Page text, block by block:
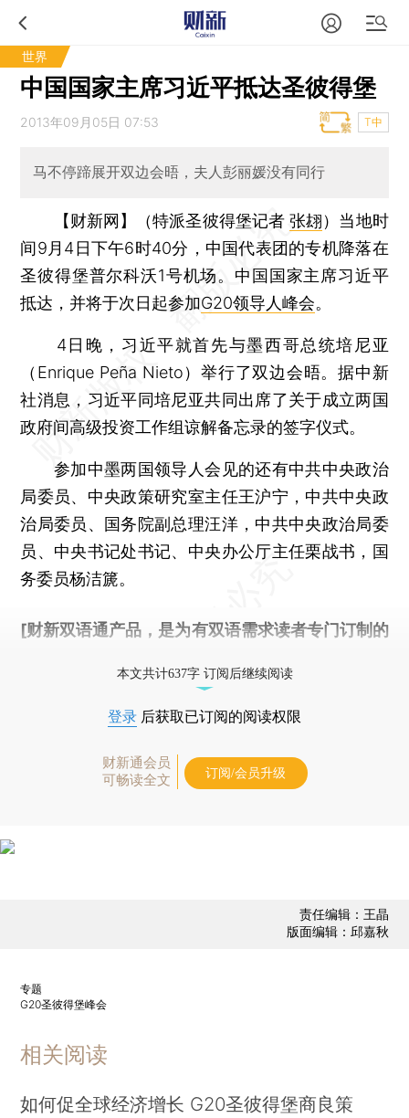
世界
中国国家主席习近平抵达圣彼得堡
2013年09月05日 07:53 T中
马不停蹄展开双边会晤，夫人彭丽媛没有同行
【财新网】（特派圣彼得堡记者张翃） 当地时
间9月4日下午6时40分，中国代表团的专机降落在
圣彼得堡普尔科沃1号机场。中国国家主席习近平
抵达，并将于次日起参加G20领导人峰会。
4日晚，习近平就首先与墨西哥总统培尼亚
（Enrique Peña Nieto）举行了双边会晤。据中新
社消息，习近平同培尼亚共同出席了关于成立两国
政府间高级投资工作组谅解备忘录的签字仪式。
参加中墨两国领导人会见的还有中共中央政治
局委员、中央政策研究室主任王沪宁，中共中央政
治局委员、国务院副总理汪洋，中共中央政治局委
员、中央书记处书记、中央办公厅主任栗战书，国
务委员杨洁篪。
[财新双语通产品，是为有双语需求读者专门订制的
本文共计637字 订阅后继续阅读
登录 后获取已订阅的阅读权限
财新通会员
可畅读全文
订阅/会员升级
责任编辑：王晶
版面编辑：邱嘉秋
专题
G20圣彼得堡峰会
相关阅读
如何促全球经济增长 G20圣彼得堡商良策